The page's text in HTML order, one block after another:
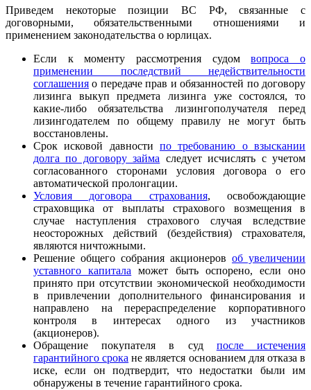
Приведем некоторые позиции ВС РФ, связанные с
договорными, обязательственными отношениями и
применением законодательства о юрлицах.
Если к моменту рассмотрения судомвопроса о
применении последствий недействительности
соглашения о передаче прав и обязанностей по договору
лизинга выкуп предмета лизинга уже состоялся, то
какие-либо обязательства лизингополучателя перед
лизингодателем по общему правилу не могут быть
восстановлены.
Срок исковой давности по требованию о взыскании
долга по договору займа следует исчислять с учетом
согласованного сторонами условия договора о его
автоматической пролонгации.
Условия договора страхования, освобождающие
страховщика от выплаты страхового возмещения в
случае наступления страхового случая вследствие
неосторожных действий (бездействия) страхователя,
являются ничтожными.
Решение общего собрания акционеров об увеличении
уставного капитала может быть оспорено, если оно
принято при отсутствии экономической необходимости
в привлечении дополнительного финансирования и
направлено на перераспределение корпоративного
контроля в интересах одного из участников
(акционеров).
Обращение покупателя в суд после истечения
гарантийного срока не является основанием для отказа в
иске, если он подтвердит, что недостатки были им
обнаружены в течение гарантийного срока.